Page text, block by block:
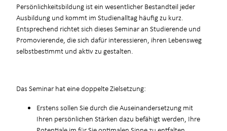
Persönlichkeitsbildung ist ein wesentlicher Bestandteil jeder
Ausbildung und kommt im Studienalltag häufig zu kurz.
Entsprechend richtet sich dieses Seminar an Studierende und
Promovierende, die sich dafür interessieren, ihren Lebensweg
selbstbestimmt und aktiv zu gestalten.
Das Seminar hat eine doppelte Zielsetzung:
Erstens sollen Sie durch die Auseinandersetzung mit
Ihren persönlichen Stärken dazu befähigt werden, Ihre